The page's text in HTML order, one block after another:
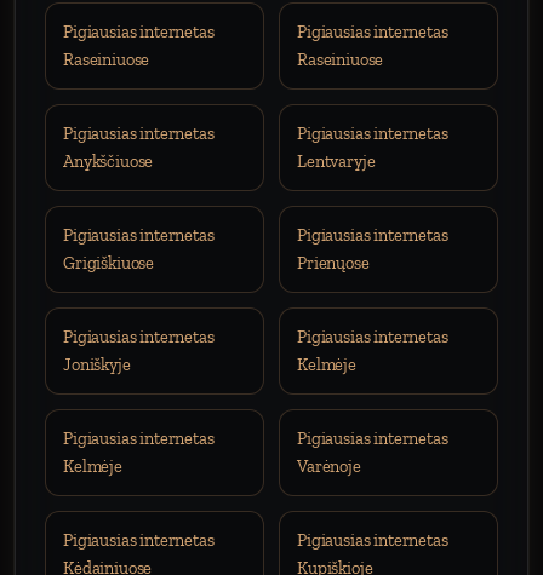
Pigiausias internetas
Raseiniuose
Pigiausias internetas
Raseiniuose
Pigiausias internetas
Anykščiuose
Pigiausias internetas
Lentvaryje
Pigiausias internetas
Grigiškiuose
Pigiausias internetas
Prienųose
Pigiausias internetas
Joniškyje
Pigiausias internetas
Kelmėje
Pigiausias internetas
Kelmėje
Pigiausias internetas
Varėnoje
Pigiausias internetas
Kėdainiuose
Pigiausias internetas
Kupiškioje